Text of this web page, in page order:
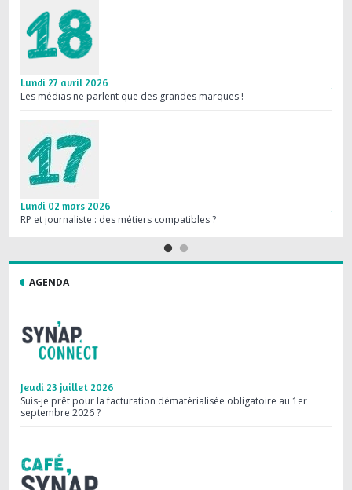
Lundi 27 avril 2026
Les médias ne parlent que des grandes marques !
Lundi 02 mars 2026
RP et journaliste : des métiers compatibles ?
AGENDA
Jeudi 23 juillet 2026
Suis-je prêt pour la facturation dématérialisée obligatoire au 1er
septembre 2026 ?